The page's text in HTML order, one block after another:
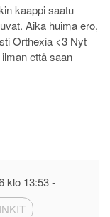
kaappi saatu
Aika huima ero,
Orthexia <3 Nyt
että saan
klo 13:53-